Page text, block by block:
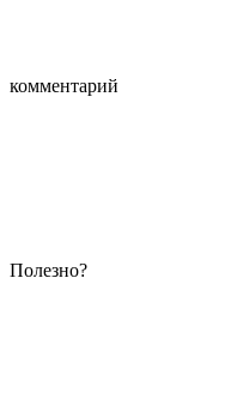
комментарий
Полезно?